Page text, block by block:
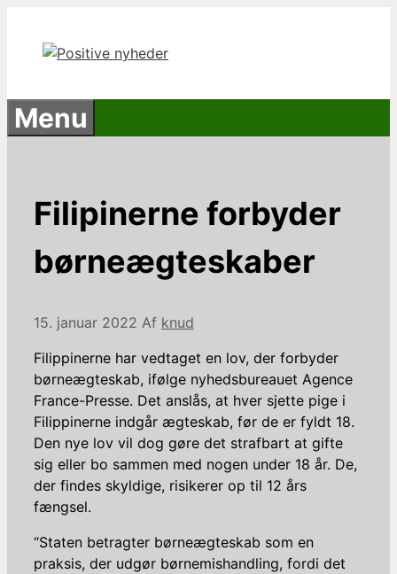
indhold
Menu
Filipinerne forbyder
børneægteskaber
15. januar 2022 Af knud
Filippinerne har vedtaget en lov, der forbyder
børneægteskab, ifølge nyhedsbureauet Agence
France-Presse. Det anslås, at hver sjette pige i
Filippinerne indgår ægteskab, før de er fyldt 18.
Den nye lov vil dog gøre det strafbart at gifte
sig eller bo sammen med nogen under 18 år. De,
der findes skyldige, risikerer op til 12 års
fængsel.
“Staten betragter børneægteskab som en
praksis, der udgør børnemishandling, fordi det